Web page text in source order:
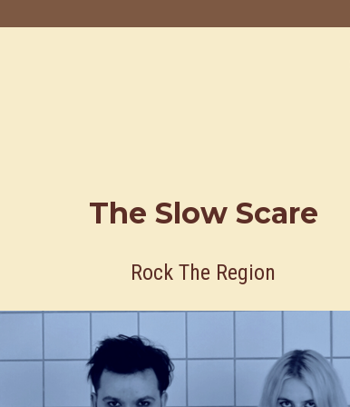
The Slow Scare
Rock The Region